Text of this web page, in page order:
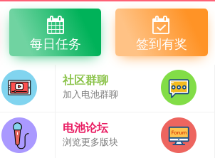
每日任务 签到有奖
社区群聊
加入电池群聊
电池论坛
浏览更多版块